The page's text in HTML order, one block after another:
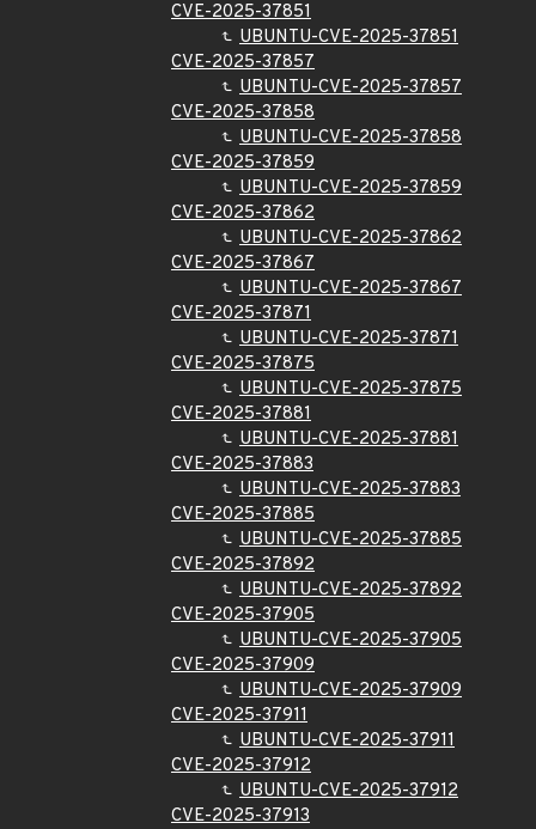
CVE-2025-37851
UBUNTU-CVE-2025-37851
CVE-2025-37857
UBUNTU-CVE-2025-37857
CVE-2025-37858
UBUNTU-CVE-2025-37858
CVE-2025-37859
UBUNTU-CVE-2025-37859
CVE-2025-37862
UBUNTU-CVE-2025-37862
CVE-2025-37867
UBUNTU-CVE-2025-37867
CVE-2025-37871
UBUNTU-CVE-2025-37871
CVE-2025-37875
UBUNTU-CVE-2025-37875
CVE-2025-37881
UBUNTU-CVE-2025-37881
CVE-2025-37883
UBUNTU-CVE-2025-37883
CVE-2025-37885
UBUNTU-CVE-2025-37885
CVE-2025-37892
UBUNTU-CVE-2025-37892
CVE-2025-37905
UBUNTU-CVE-2025-37905
CVE-2025-37909
UBUNTU-CVE-2025-37909
CVE-2025-37911
UBUNTU-CVE-2025-37911
CVE-2025-37912
UBUNTU-CVE-2025-37912
CVE-2025-37913